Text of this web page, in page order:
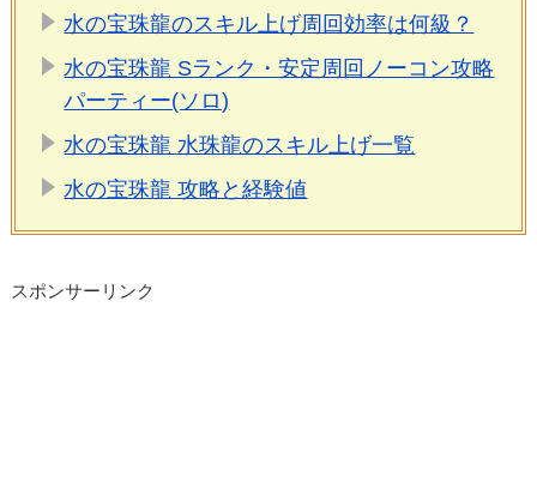
水の宝珠龍のスキル上げ周回効率は何級？
水の宝珠龍 Sランク・安定周回ノーコン攻略
パーティー(ソロ)
水の宝珠龍 水珠龍のスキル上げ一覧
水の宝珠龍 攻略と経験値
スポンサーリンク